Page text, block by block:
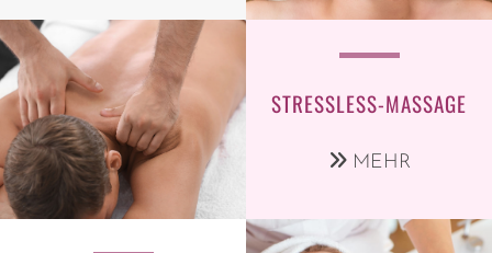
STRESSLESS-MASSAGE
MEHR